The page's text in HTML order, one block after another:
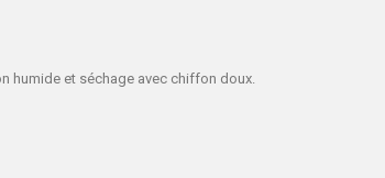
humide et séchage avec chiffon doux.